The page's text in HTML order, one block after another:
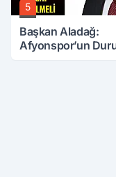
5
Başkan Aladağ:
Afyonspor’un